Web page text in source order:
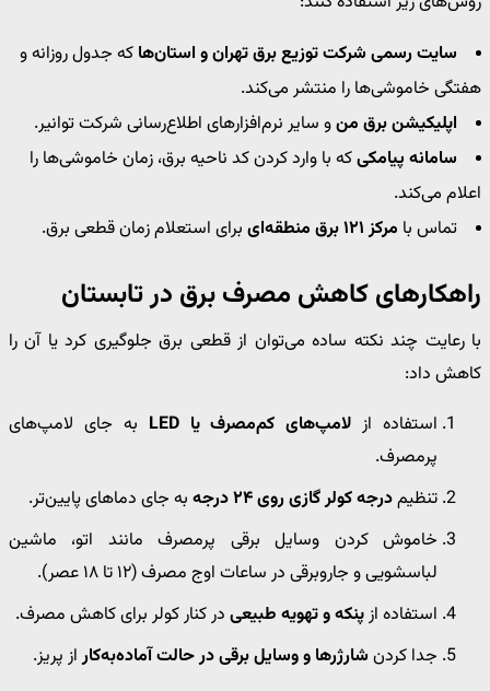
سایت رسمی شرکت توزیع برق تهران و استان‌ها که جدول روزانه و
هفتگی خاموشی‌ها را منتشر می‌کند.
اپلیکیشن برق منو سایر نرم‌افزارهای اطلاع‌رسانی شرکت توانیر.
سامانه پیامکیکه با وارد کردن کد ناحیه برق، زمان خاموشی‌ها را
اعلام می‌کند.
تماس با مرکز ۱۲۱ برق منطقه‌ای برای استعلام زمان قطعی برق.
راهکارهای کاهش مصرف برق در تابستان
با رعایت چند نکته ساده می‌توان از قطعی برق جلوگیری کرد یا آن را
کاهش داد:
استفاده از لامپ‌های کم‌مصرف یا LED
به جای لامپ‌های
پرمصرف.
تنظیمدرجه کولر گازی روی ۲۴ درجه
به جای دماهای پایین‌تر.
خاموش کردن وسایل برقی پرمصرف مانند اتو، ماشین
لباسشویی و جاروبرقی در ساعات اوج مصرف (۱۲ تا ۱۸ عصر).
استفاده ازپنکه و تهویه طبیعی در کنار کولر برای کاهش مصرف.
جدا کردن شارژرها و وسایل برقی در حالت آماده‌به‌کاراز پریز.